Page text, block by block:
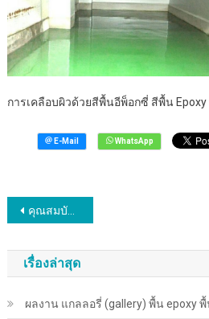
การเคลือบผิวด้วยสีพื้นอีพ็อกซี่ สีพื้น
แนะแนว
เรื่อง
คุณสมบัติของการเคลือบผิวด้วยสีพื้นอีพ็อกซี่ พื้น Epoxy พื้นพียู
เรื่องล่าสุด
ผลงาน แกลลอรี่ (gallery) พื้น epoxy